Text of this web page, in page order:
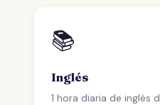
📚
Inglés
1 hora diaria de inglés